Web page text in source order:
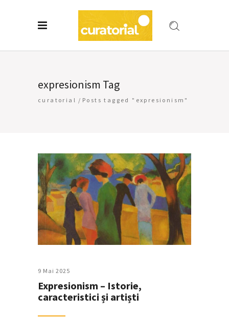
expresionism Tag
curatorial / Posts tagged "expresionism"
9 Mai 2025
Expresionism – Istorie,
caracteristici și artiști